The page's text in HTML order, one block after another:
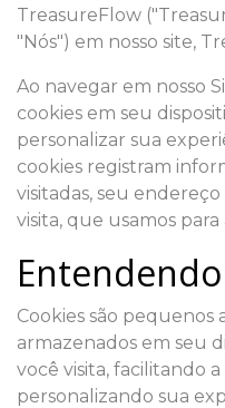
TreasureFlow
"Nós") em nosso site,
Ao navegar em nosso
cookies em seu
personalizar sua
cookies registram
visitadas, seu
visita, que usamos
Cookies são pequenos
armazenados em seu
você visita, facilitando
personalizando sua